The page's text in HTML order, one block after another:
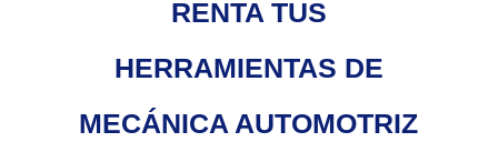
RENTA TUS
HERRAMIENTAS DE
MECÁNICA AUTOMOTRIZ